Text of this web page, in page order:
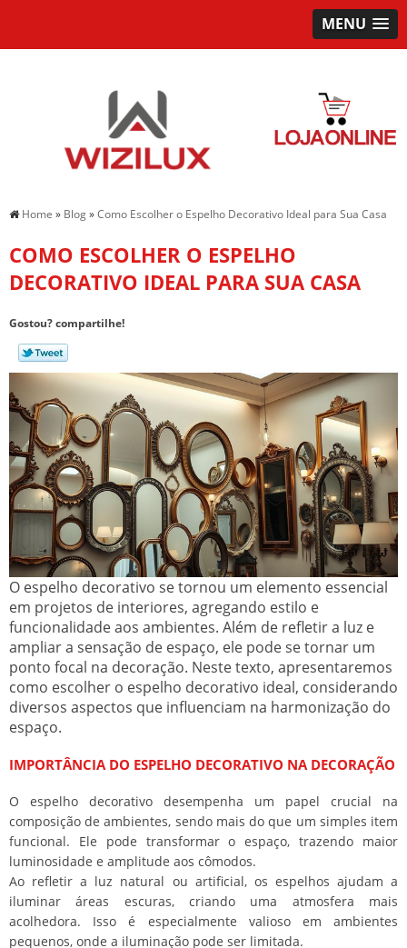
MENU
Home » Blog»Como Escolher o Espelho Decorativo Ideal para Sua Casa
COMO ESCOLHER O ESPELHO
DECORATIVO IDEAL PARA SUA CASA
Gostou? compartilhe!
O espelho decorativo se tornou um elemento essencial
em projetos de interiores, agregando estilo e
funcionalidade aos ambientes. Além de refletir a luz e
ampliar a sensação de espaço, ele pode se tornar um
ponto focal na decoração. Neste texto, apresentaremos
como escolher o espelho decorativo ideal, considerando
diversos aspectos que influenciam na harmonização do
espaço.
IMPORTÂNCIA DO ESPELHO DECORATIVO NA DECORAÇÃO
O espelho decorativo desempenha um papel crucial na
composição de ambientes, sendo mais do que um simples item
funcional. Ele pode transformar o espaço, trazendo maior
luminosidade e amplitude aos cômodos.
Ao refletir a luz natural ou artificial, os espelhos ajudam a
iluminar áreas escuras, criando uma atmosfera mais
acolhedora. Isso é especialmente valioso em ambientes
pequenos, onde a iluminação pode ser limitada.